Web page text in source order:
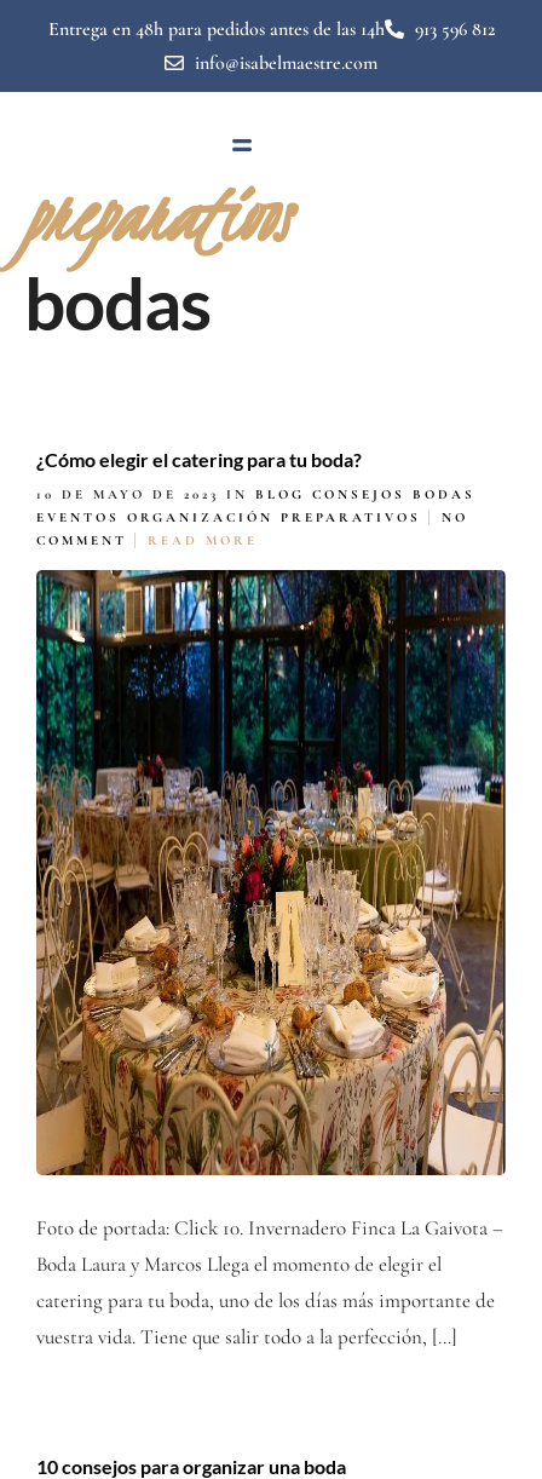
Entrega en 48h para pedidos antes de las 14h
913 596 812
info@isabelmaestre.com
preparativos
bodas
¿Cómo elegir el catering para tu boda?
10 DE MAYO DE 2023 IN BLOG
CONSEJOS BODAS
EVENTOS
ORGANIZACIÓN PREPARATIVOS
NO
COMMENT
READ MORE
Foto de portada: Click 10. Invernadero Finca La Gaivota –
Boda Laura y Marcos Llega el momento de elegir el
catering para tu boda, uno de los días más importante de
vuestra vida. Tiene que salir todo a la perfección, […]
10 consejos para organizar una boda